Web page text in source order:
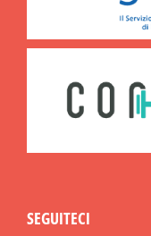
SEGUITECI